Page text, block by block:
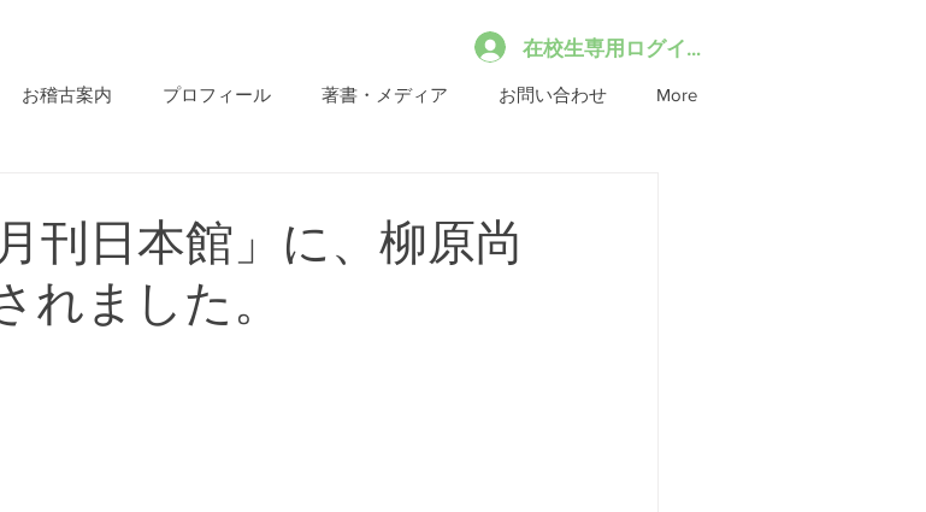
お稽古案内 プロフィール 著書・メディア お問い合わせ More
在校生専用ログイン
刊日本館」に、柳原尚
れました。